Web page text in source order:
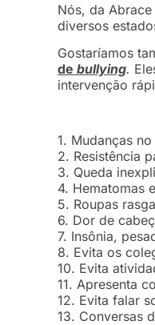
Nós, da
diversos
Gostaríamos
de bullying.
intervenção
1. Mudanças
2. Resistência
3. Queda
4. Hematomas
5. Roupas
6. Dor de
7. Insônia,
8. Evita os
10. Evita
11. Apresenta
12. Evita falar
13. Conversas